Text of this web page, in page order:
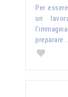
Per
un
preparare